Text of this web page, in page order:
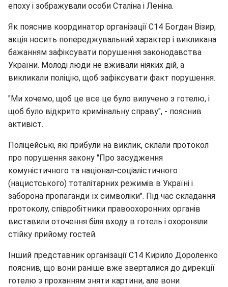
епоху і зображували особи Сталіна і Леніна.
Як пояснив координатор організації С14 Богдан Візир,
акція носить попереджувальний характер і викликана
бажанням зафіксувати порушення законодавства
України. Молоді люди не вживали ніяких дій, а
викликали поліцію, щоб зафіксувати факт порушення.
"Ми хочемо, щоб це все це було вилучено з готелю, і
щоб було відкрито кримінальну справу", - пояснив
активіст.
Поліцейські, які прибули на виклик, склали протокол
про порушення закону "Про засудження
комуністичного та націонал-соціалістичного
(нацистського) тоталітарних режимів в Україні і
заборона пропаганди їх символіки". Під час складання
протоколу, співробітники правоохоронних органів
виставили оточення біля входу в готель і охороняли
стійку прийому гостей.
Інший представник організації С14 Кирило Дороленко
пояснив, що вони раніше вже зверталися до дирекції
готелю з проханням зняти картини, але вони